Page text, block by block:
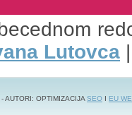
Lutovca
- AUTORI: OPTIMIZACIJASEO I EU